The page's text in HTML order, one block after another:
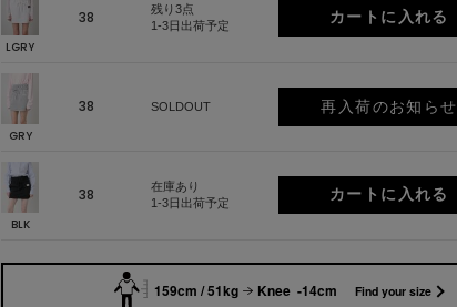
LGRY
38
残り3点
1-3日出荷予定
GRY
38 SOLDOUT 再入荷のお知らせ
BLK
38
在庫あり
1-3日出荷予定
159cm / 51kg Knee -14cm Find your size